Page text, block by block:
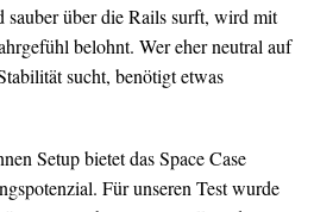
sauber über die Rails surft, wird mit
belohnt. Wer eher neutral auf
sucht, benötigt etwas
Setup bietet das Space Case
Für unseren Test wurde